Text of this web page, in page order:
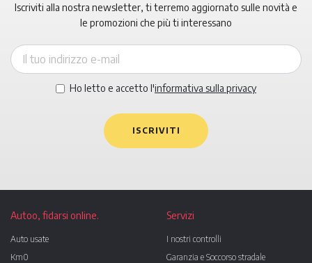
Iscriviti alla nostra newsletter, ti terremo aggiornato sulle novità e
le promozioni che più ti interessano
Ho letto e accetto l'informativa sulla privacy
ISCRIVITI
Autoo, fidarsi online.
Auto usate
Km0
Servizi
I nostri controlli
Garanzia e Soccorso stradale